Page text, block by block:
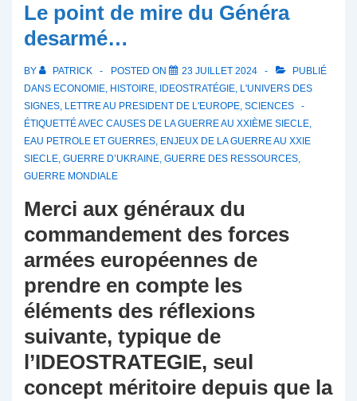
Le point de mire du Généra
desarmé…
BY PATRICK POSTED ON 23 JUILLET 2024
PUBLIÉ
DANS ECONOMIE, HISTOIRE, IDEOSTRATÉGIE, L'UNIVERS DES
SIGNES, LETTRE AU PRESIDENT DE L'EUROPE, SCIENCES
ÉTIQUETTÉ AVEC CAUSES DE LA GUERRE AU XXIÈME SIECLE,
EAU PETROLE ET GUERRES, ENJEUX DE LA GUERRE AU XXIE
SIECLE, GUERRE D’UKRAINE, GUERRE DES RESSOURCES,
GUERRE MONDIALE
Merci aux généraux du
commandement des forces
armées européennes de
prendre en compte les
éléments des réflexions
suivante, typique de
l’IDEOSTRATEGIE, seul
concept méritoire depuis que la